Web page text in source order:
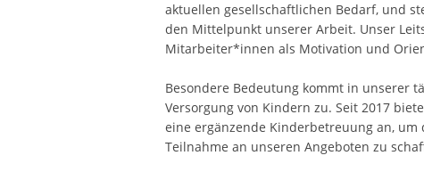
aktuellen gesellschaftlichen Bedarf, und
den Mittelpunkt unserer Arbeit. Unser
Mitarbeiter*innen als Motivation und
Besondere Bedeutung kommt in unserer
Versorgung von Kindern zu. Seit 2017
eine ergänzende Kinderbetreuung an,
Teilnahme an unseren Angeboten zu